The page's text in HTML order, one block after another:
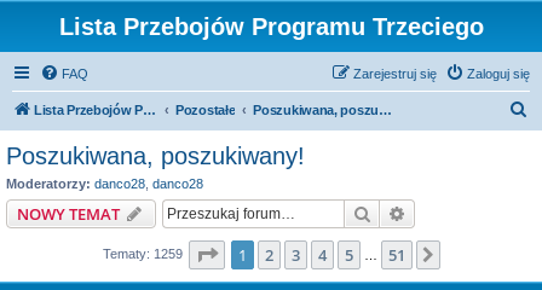
Lista Przebojów Programu Trzeciego
FAQ Zaloguj się
Zarejestruj się
Lista Przebojów Programu Trzeciego Pozostałe Poszukiwana, poszukiwany!
Poszukiwana, poszukiwany!
Moderatorzy: danco28 danco28
NOWY TEMAT Szukaj
Tematy: 1259 Strona1 z51
1 2 3 4 5 51